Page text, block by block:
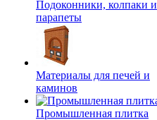
Подоконники, колпаки и
парапеты
Материалы для печей и
каминов
Промышленная плитка